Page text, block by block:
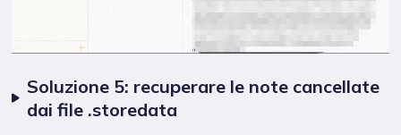
Soluzione 5: recuperare le note cancellate
dai file .storedata